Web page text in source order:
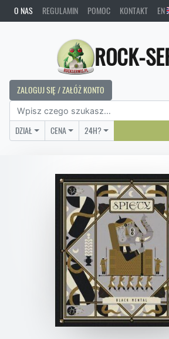
O NAS REGULAMIN POMOC KONTAKT EN
ROCK-
ZALOGUJ SIĘ / ZAŁÓŻ KONTO
DZIAŁ CENA 24H?